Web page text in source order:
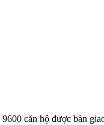
căn hộ được bàn